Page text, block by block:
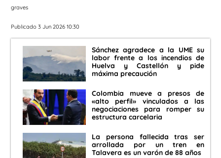
graves
Publicado 3 Jun 2026 10:30
Sánchez agradece a la UME su
labor frente a los incendios de
Huelva y Castellón y pide
máxima precaución
Colombia mueve a presos de
«alto perfil» vinculados a las
negociaciones para romper su
estructura carcelaria
La persona fallecida tras ser
arrollada por un tren en
Talavera es un varón de 88 años